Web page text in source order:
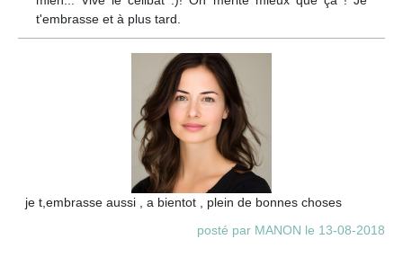
t'embrasse et à plus tard.
je t,embrasse aussi , a bientot , plein de bonnes choses
posté par MANON le 13-08-2018